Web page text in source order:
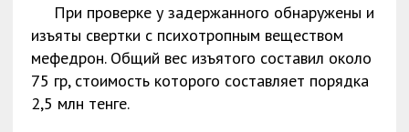
При проверке у задержанного обнаружены и
изъяты свертки с психотропным веществом
мефедрон. Общий вес изъятого составил около
75 гр, стоимость которого составляет порядка
2,5 млн тенге.